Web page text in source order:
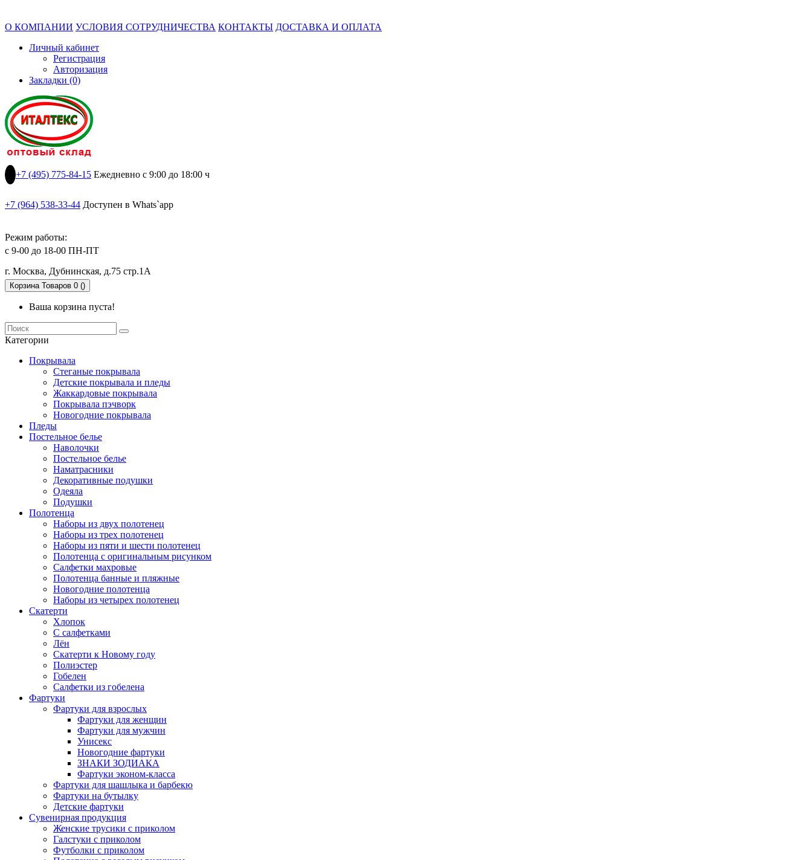
О КОМПАНИИ УСЛОВИЯ СОТРУДНИЧЕСТВА КОНТАКТЫ ДОСТАВКА И ОПЛАТА
Личный кабинет
Регистрация
Авторизация
Закладки (0)
+7 (495) 775-84-15 Ежедневно с 9:00 до 18:00 ч
+7 (964) 538-33-44 Доступен в Whats`app
Режим работы:
с 9-00 до 18-00 ПН-ПТ
г. Москва, Дубнинская, д.75 стр.1А
Корзина Товаров 0 ()
Ваша корзина пуста!
Категории
Покрывала
Стеганые покрывала
Детские покрывала и пледы
Жаккардовые покрывала
Покрывала пэчворк
Новогодние покрывала
Пледы
Постельное белье
Наволочки
Постельное белье
Наматрасники
Декоративные подушки
Одеяла
Подушки
Полотенца
Наборы из двух полотенец
Наборы из трех полотенец
Наборы из пяти и шести полотенец
Полотенца с оригинальным рисунком
Салфетки махровые
Полотенца банные и пляжные
Новогодние полотенца
Наборы из четырех полотенец
Скатерти
Хлопок
С салфетками
Лён
Скатерти к Новому году
Полиэстер
Гобелен
Салфетки из гобелена
Фартуки
Фартуки для взрослых
Фартуки для женщин
Фартуки для мужчин
Унисекс
Новогодние фартуки
ЗНАКИ ЗОДИАКА
Фартуки эконом-класса
Фартуки для шашлыка и барбекю
Фартуки на бутылку
Детские фартуки
Сувенирная продукция
Женские трусики с приколом
Галстуки с приколом
Футболки с приколом